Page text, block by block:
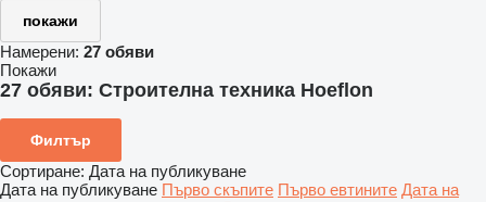
покажи
Намерени: 27 обяви
Покажи
27 обяви: Строителна техника Hoeflon
Филтър
Сортиране: Дата на публикуване
Дата на публикуване Първо скъпите Първо евтините Дата на